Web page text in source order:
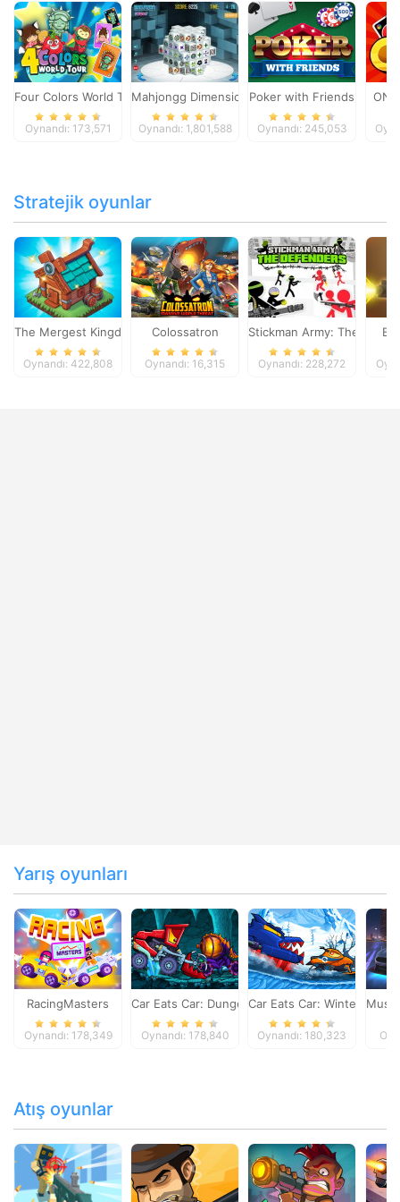
Four Colors World Tour
Oynandı: 173,571
Mahjongg Dimensions
Oynandı: 1,801,588
Poker with Friends
Oynandı: 245,053
Stratejik oyunlar
The Mergest Kingdom
Oynandı: 422,808
Colossatron
Oynandı: 16,315
Stickman Army: The
Oynandı: 228,272
Yarış oyunları
RacingMasters
Oynandı: 178,349
Car Eats Car: Dungeon Adventure
Oynandı: 178,840
Car Eats Car: Winter
Oynandı: 180,323
Atış oyunlar